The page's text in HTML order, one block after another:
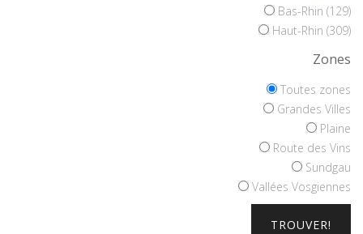
Bas-Rhin (129)
Haut-Rhin (309)
Zones
Toutes zones
Grandes Villes
Plaine
Route des Vins
Sundgau
Vallées Vosgiennes